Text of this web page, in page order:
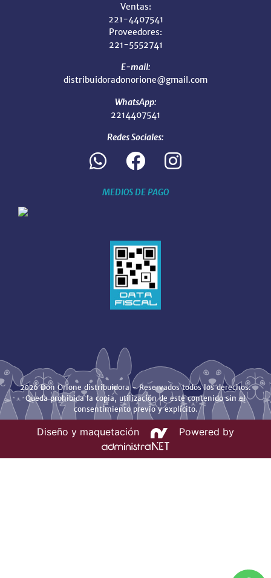
Ventas:
221-4407541
Proveedores:
221-5552741
E-mail:
distribuidoradonorione@gmail.com
WhatsApp:
2214407541
Redes Sociales:
MEDIOS DE PAGO
2026 Don Orione distribuidora - Reservados todos los derechos.
Queda prohibida la copia, utilización de este contenido sin el
consentimiento previo y explícito.
Diseño y maquetación Powered by